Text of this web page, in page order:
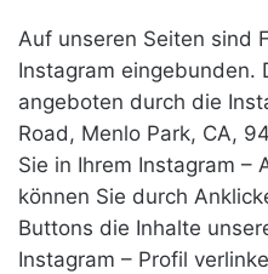
Auf unseren Seiten sind
Instagram eingebunden.
angeboten durch die
Road, Menlo Park, CA,
Sie in Ihrem Instagram –
können Sie durch
Buttons die Inhalte
Instagram – Profil